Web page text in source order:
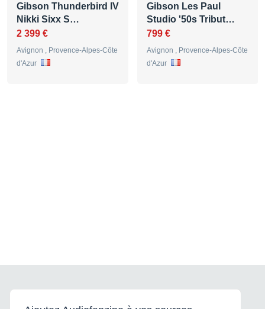
Gibson Thunderbird IV
Nikki Sixx S…
2 399 €
Avignon , Provence-Alpes-Côte
d'Azur
Gibson Les Paul
Studio '50s Tribut…
799 €
Avignon , Provence-Alpes-Côte
d'Azur